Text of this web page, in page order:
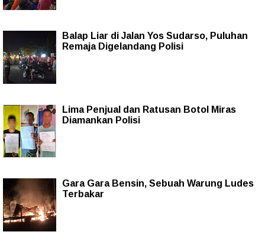
Balap Liar di Jalan Yos Sudarso, Puluhan
Remaja Digelandang Polisi
Lima Penjual dan Ratusan Botol Miras
Diamankan Polisi
Gara Gara Bensin, Sebuah Warung Ludes
Terbakar